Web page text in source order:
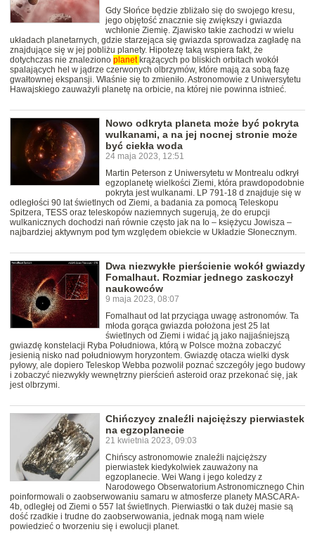
Gdy Słońce będzie zbliżało się do swojego kresu,
jego objętość znacznie się zwiększy i gwiazda
wchłonie Ziemię. Zjawisko takie zachodzi w wielu
układach planetarnych, gdzie starzejąca się gwiazda sprowadza zagładę na
znajdujące się w jej pobliżu planety. Hipotezę taką wspiera fakt, że
dotychczas nie znaleziono planet krążących po bliskich orbitach wokół
spalających hel w jądrze czerwonych olbrzymów, które mają za sobą fazę
gwałtownej ekspansji. Właśnie się to zmieniło. Astronomowie z Uniwersytetu
Hawajskiego zauważyli planetę na orbicie, na której nie powinna istnieć.
Nowo odkryta planeta może być pokryta
wulkanami, a na jej nocnej stronie może
być ciekła woda
24 maja 2023, 12:51
Martin Peterson z Uniwersytetu w Montrealu odkrył
egzoplanetę wielkości Ziemi, która prawdopodobnie
pokryta jest wulkanami. LP 791-18 d znajduje się w
odległości 90 lat świetlnych od Ziemi, a badania za pomocą Teleskopu
Spitzera, TESS oraz teleskopów naziemnych sugerują, że do erupcji
wulkanicznych dochodzi nań równie często jak na Io – księżycu Jowisza –
najbardziej aktywnym pod tym względem obiekcie w Układzie Słonecznym.
Dwa niezwykłe pierścienie wokół gwiazdy
Fomalhaut. Rozmiar jednego zaskoczył
naukowców
9 maja 2023, 08:07
Fomalhaut od lat przyciąga uwagę astronomów. Ta
młoda gorąca gwiazda położona jest 25 lat
świetlnych od Ziemi i widać ją jako najjaśniejszą
gwiazdę konstelacji Ryba Południowa, którą w Polsce można zobaczyć
jesienią nisko nad południowym horyzontem. Gwiazdę otacza wielki dysk
pyłowy, ale dopiero Teleskop Webba pozwolił poznać szczegóły jego budowy
i zobaczyć niezwykły wewnętrzny pierścień asteroid oraz przekonać się, jak
jest olbrzymi.
Chińczycy znaleźli najcięższy pierwiastek
na egzoplanecie
21 kwietnia 2023, 09:03
Chińscy astronomowie znaleźli najcięższy
pierwiastek kiedykolwiek zauważony na
egzoplanecie. Wei Wang i jego koledzy z
Narodowego Obserwatorium Astronomicznego Chin
poinformowali o zaobserwowaniu samaru w atmosferze planety MASCARA-
4b, odległej od Ziemi o 557 lat świetlnych. Pierwiastki o tak dużej masie są
dość rzadkie i trudne do zaobserwowania, jednak mogą nam wiele
powiedzieć o tworzeniu się i ewolucji planet.